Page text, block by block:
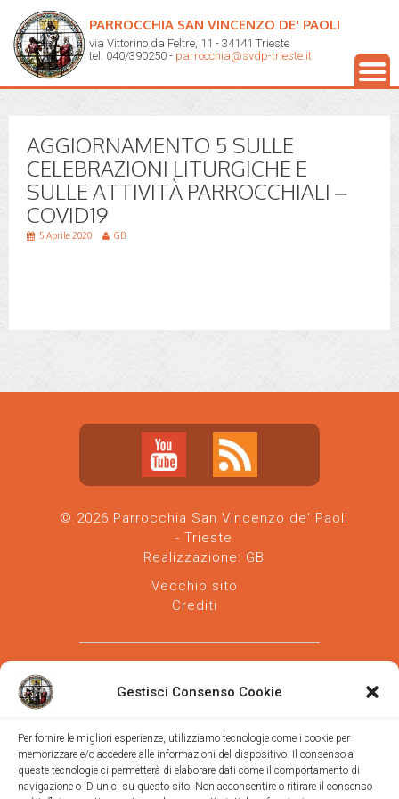
Gestisci Consenso Cookie
Per fornire le migliori esperienze, utilizziamo tecnologie come i cookie per
memorizzare e/o accedere alle informazioni del dispositivo. Il consenso a
queste tecnologie ci permetterà di elaborare dati come il comportamento di
navigazione o ID unici su questo sito. Non acconsentire o ritirare il consenso
PARROCCHIA SAN VINCENZO DE' PAOLI
via Vittorino da Feltre, 11 - 34141 Trieste
tel. 040/390250 - parrocchia@svdp-trieste.it
AGGIORNAMENTO 5 SULLE
CELEBRAZIONI LITURGICHE E
SULLE ATTIVITÀ PARROCCHIALI –
COVID19
5 Aprile 2020 GB
© 2026 Parrocchia San Vincenzo de' Paoli
- Trieste
Realizzazione: GB
Vecchio sito
Crediti
Parrocchia san Vincenzo de' Paoli-Diocesi
di Trieste